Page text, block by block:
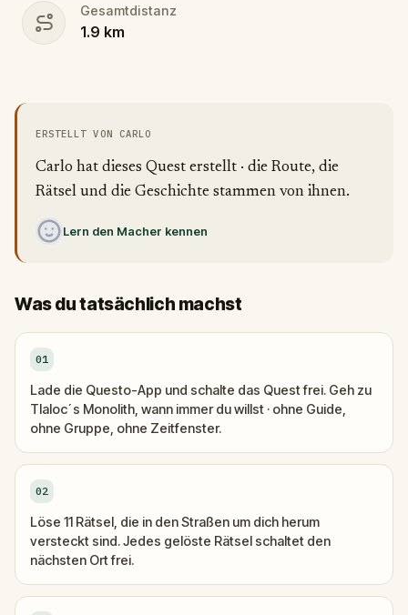
Gesamtdistanz
1.9 km
ERSTELLT VON CARLO
Carlo hat dieses Quest erstellt · die Route, die
Rätsel und die Geschichte stammen von ihnen.
Lern den Macher kennen
Was du tatsächlich machst
01
Lade die Questo-App und schalte das Quest frei. Geh zu
Tlaloc´s Monolith, wann immer du willst · ohne Guide,
ohne Gruppe, ohne Zeitfenster.
02
Löse 11 Rätsel, die in den Straßen um dich herum
versteckt sind. Jedes gelöste Rätsel schaltet den
nächsten Ort frei.